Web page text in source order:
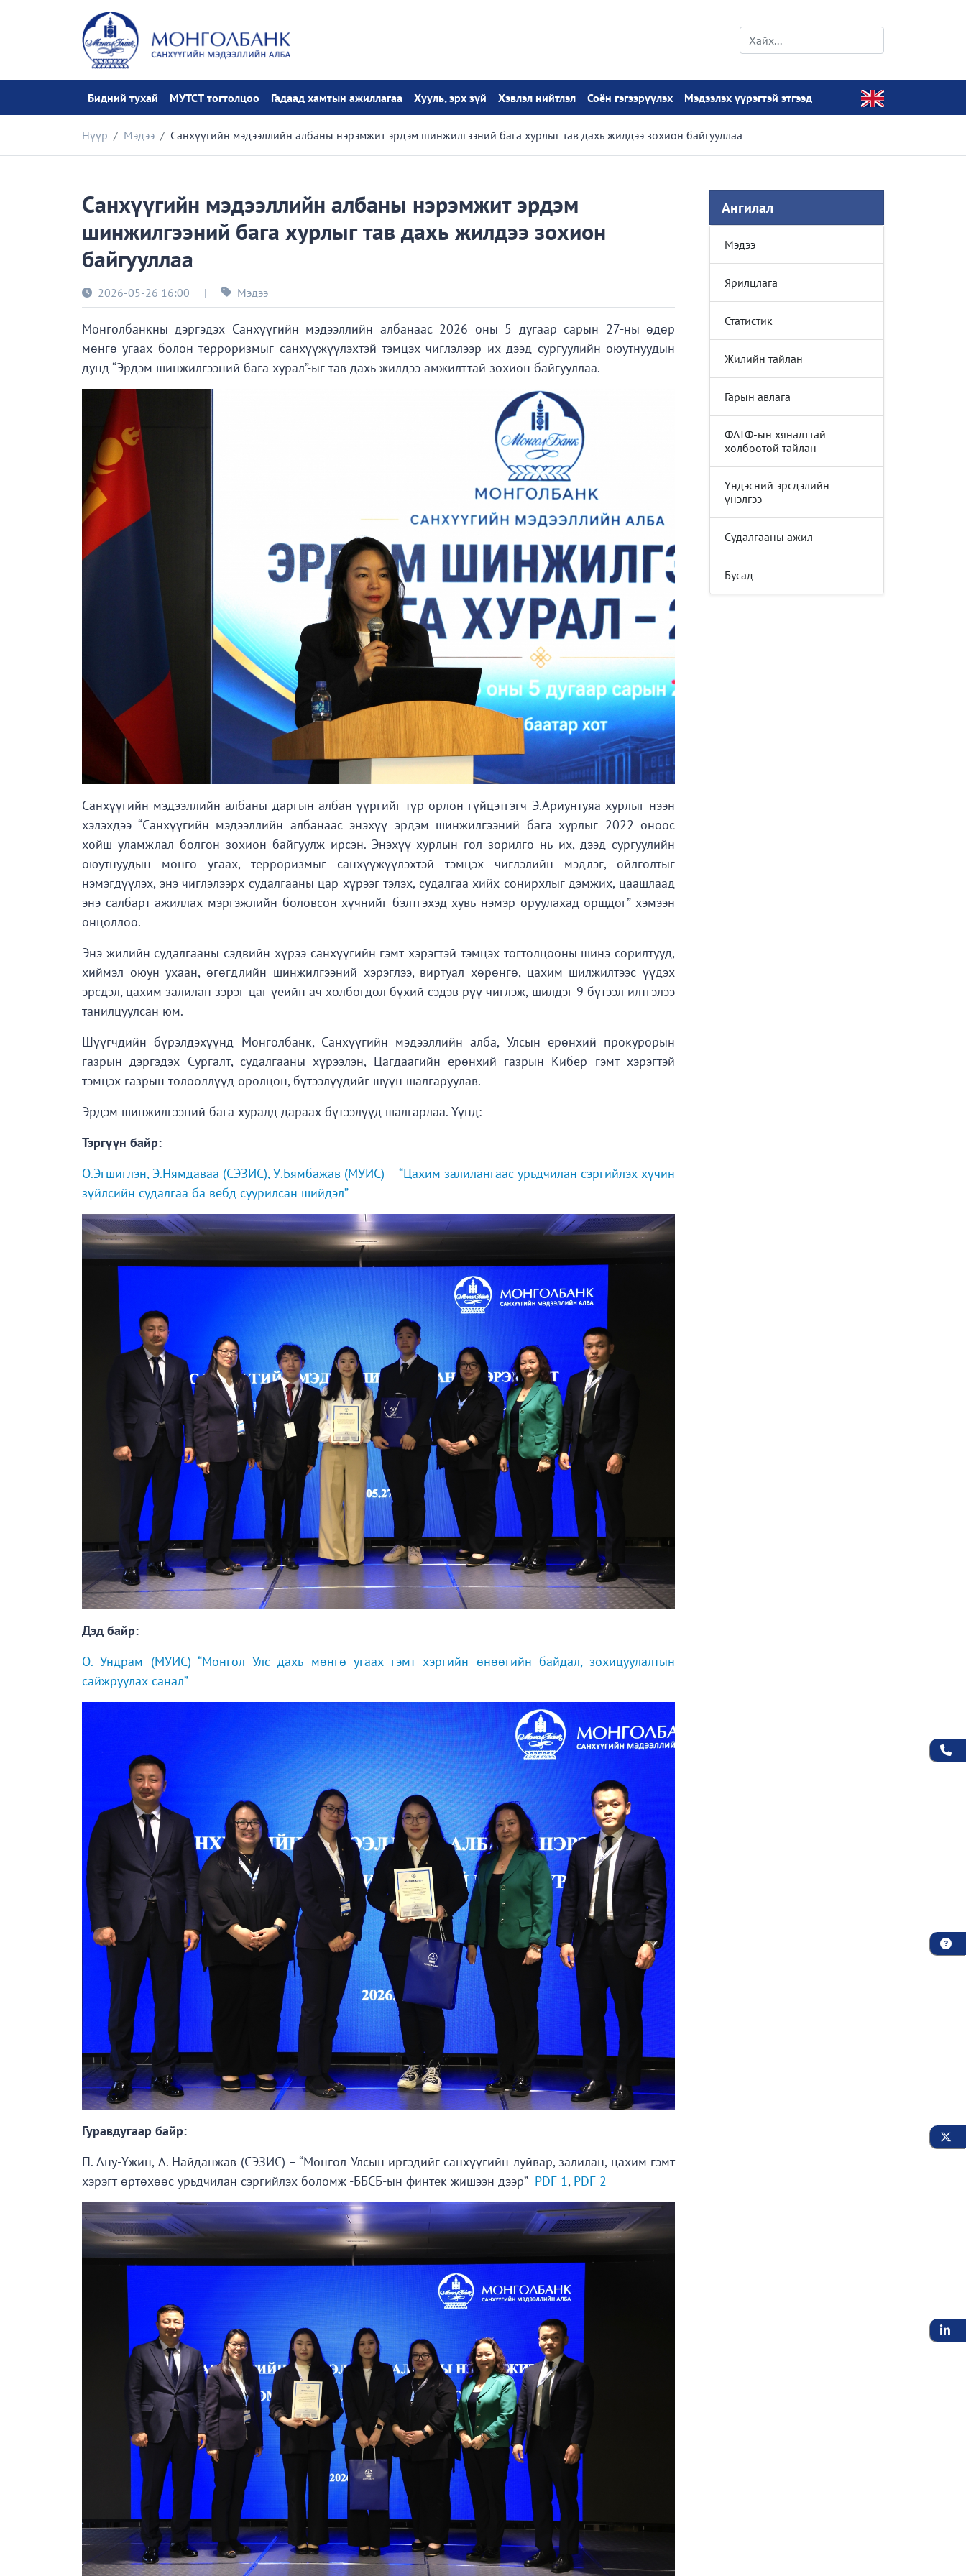
Бидний тухай МУТСТ тогтолцоо Гадаад хамтын ажиллагаа Хууль, эрх зүй Хэвлэл нийтлэл Соён гэгээрүүлэх Мэдээлэх үүрэгтэй этгээд
Нүүр Мэдээ Санхүүгийн мэдээллийн албаны нэрэмжит эрдэм шинжилгээний бага хурлыг тав дахь жилдээ зохион байгууллаа
Санхүүгийн мэдээллийн албаны нэрэмжит эрдэм
шинжилгээний бага хурлыг тав дахь жилдээ зохион
байгууллаа
2026-05-26 16:00 | Мэдээ
Монголбанкны дэргэдэх Санхүүгийн мэдээллийн албанаас 2026 оны 5 дугаар сарын 27-ны өдөр
мөнгө угаах болон терроризмыг санхүүжүүлэхтэй тэмцэх чиглэлээр их дээд сургуулийн оюутнуудын
дунд “Эрдэм шинжилгээний бага хурал”-ыг тав дахь жилдээ амжилттай зохион байгууллаа.
Санхүүгийн мэдээллийн албаны даргын албан үүргийг түр орлон гүйцэтгэгч Э.Ариунтуяа хурлыг нээн
хэлэхдээ “Санхүүгийн мэдээллийн албанаас энэхүү эрдэм шинжилгээний бага хурлыг 2022 оноос
хойш уламжлал болгон зохион байгуулж ирсэн. Энэхүү хурлын гол зорилго нь их, дээд сургуулийн
оюутнуудын мөнгө угаах, терроризмыг санхүүжүүлэхтэй тэмцэх чиглэлийн мэдлэг, ойлголтыг
нэмэгдүүлэх, энэ чиглэлээрх судалгааны цар хүрээг тэлэх, судалгаа хийх сонирхлыг дэмжих, цаашлаад
энэ салбарт ажиллах мэргэжлийн боловсон хүчнийг бэлтгэхэд хувь нэмэр оруулахад оршдог” хэмээн
онцоллоо.
Энэ жилийн судалгааны сэдвийн хүрээ санхүүгийн гэмт хэрэгтэй тэмцэх тогтолцооны шинэ сорилтууд,
хиймэл оюун ухаан, өгөгдлийн шинжилгээний хэрэглээ, виртуал хөрөнгө, цахим шилжилтээс үүдэх
эрсдэл, цахим залилан зэрэг цаг үеийн ач холбогдол бүхий сэдэв рүү чиглэж, шилдэг 9 бүтээл илтгэлээ
танилцуулсан юм.
Шүүгчдийн бүрэлдэхүүнд Монголбанк, Санхүүгийн мэдээллийн алба, Улсын ерөнхий прокурорын
газрын дэргэдэх Сургалт, судалгааны хүрээлэн, Цагдаагийн ерөнхий газрын Кибер гэмт хэрэгтэй
тэмцэх газрын төлөөллүүд оролцон, бүтээлүүдийг шүүн шалгаруулав.
Эрдэм шинжилгээний бага хуралд дараах бүтээлүүд шалгарлаа. Үүнд:
Тэргүүн байр:
О.Эгшиглэн, Э.Нямдаваа (СЭЗИС), У.Бямбажав (МУИС) – “Цахим залилангаас урьдчилан сэргийлэх хүчин
зүйлсийн судалгаа ба вебд суурилсан шийдэл”
Дэд байр:
О. Ундрам (МУИС) “Монгол Улс дахь мөнгө угаах гэмт хэргийн өнөөгийн байдал, зохицуулалтын
сайжруулах санал”
Гуравдугаар байр:
П. Ану-Үжин, А. Найданжав (СЭЗИС) – “Монгол Улсын иргэдийг санхүүгийн луйвар, залилан, цахим гэмт
хэрэгт өртөхөөс урьдчилан сэргийлэх боломж -ББСБ-ын финтек жишээн дээр” PDF 1 , PDF 2
Ангилал
Мэдээ
Ярилцлага
Статистик
Жилийн тайлан
Гарын авлага
ФАТФ-ын хяналттай
холбоотой тайлан
Үндэсний эрсдэлийн
үнэлгээ
Судалгааны ажил
Бусад